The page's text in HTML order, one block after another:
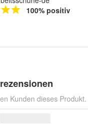
100% positiv
Kunden dieses Produkt.